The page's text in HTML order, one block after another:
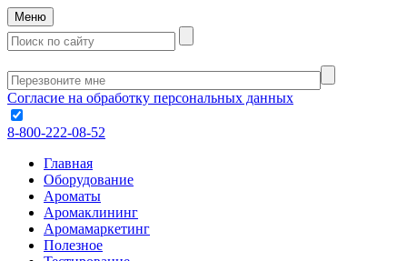
Меню
Согласие на обработку персональных данных
8-800-222-08-52
Главная
Оборудование
Ароматы
Аромаклининг
Аромамаркетинг
Полезное